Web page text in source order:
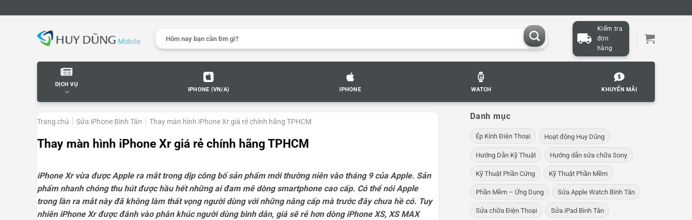
to
Search
Kiểm tra
đơn
hàng
DỊCH VỤ
IPHONE (VN/A) IPHONE WATCH KHUYẾN MÃI
Trang chủ Sửa iPhone Bình Tân Thay màn hình iPhone Xr giá rẻ chính hãng TPHCM
Thay màn hình iPhone Xr giá rẻ chính hãng TPHCM
iPhone Xr vừa được Apple ra mắt trong dịp công bố sản phẩm mới thường niên vào tháng 9 của Apple. Sản
phẩm nhanh chóng thu hút được hầu hết những ai đam mê dòng smartphone cao cấp. Có thể nói Apple
trong lần ra mắt này đã không làm thất vọng người dùng với những nâng cấp mà trước đây chưa hề có. Tuy
nhiên iPhone Xr được đánh vào phân khúc người dùng bình dân, giá sẽ rẻ hơn dòng iPhone XS, XS MAX
Danh mục
Ép Kính Điện Thoại Hoạt động Huy Dũng
Hướng Dẫn Kỹ Thuật Hướng dẫn sửa chữa Sony
Kỹ Thuật Phần Cứng Kỹ Thuật Phần Mềm
Phần Mềm – Ứng Dụng Sửa Apple Watch Bình Tân
Sửa chữa Điện Thoại Sửa iPad Bình Tân